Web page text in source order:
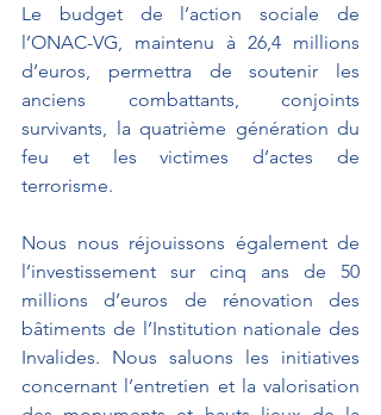
Le budget de l’action sociale de
l’ONAC-VG, maintenu à 26,4 millions
d’euros, permettra de soutenir les
anciens combattants, conjoints
survivants, la quatrième génération du
feu et les victimes d’actes de
terrorisme.
Nous nous réjouissons également de
l’investissement sur cinq ans de 50
millions d’euros de rénovation des
bâtiments de l’Institution nationale des
Invalides. Nous saluons les initiatives
concernant l’entretien et la valorisation